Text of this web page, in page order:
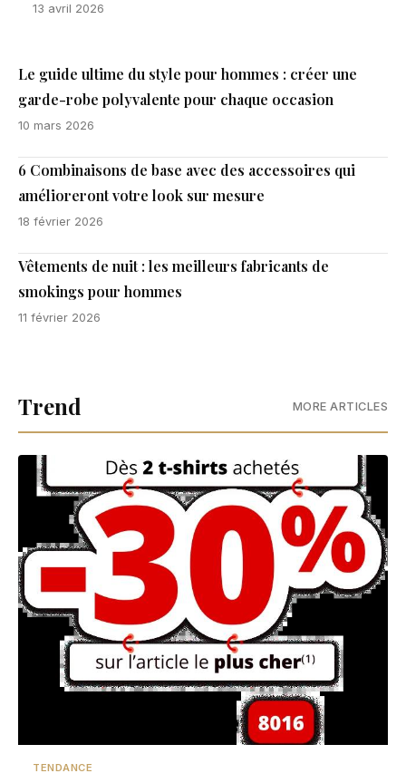
13 avril 2026
Le guide ultime du style pour hommes : créer une
garde-robe polyvalente pour chaque occasion
10 mars 2026
6 Combinaisons de base avec des accessoires qui
amélioreront votre look sur mesure
18 février 2026
Vêtements de nuit : les meilleurs fabricants de
smokings pour hommes
11 février 2026
Trend MORE ARTICLES
TENDANCE